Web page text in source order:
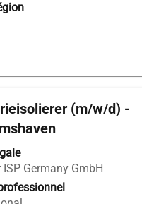
(m/w/d) -
Germany GmbH